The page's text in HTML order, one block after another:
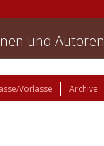
und Autoren
Vorlässe Archive